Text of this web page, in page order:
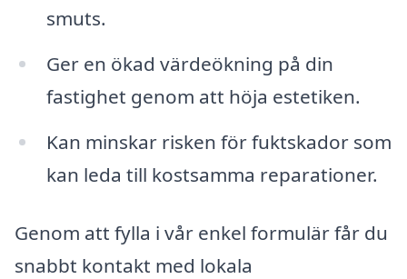
smuts.
Ger en ökad värdeökning på din
fastighet genom att höja estetiken.
Kan minskar risken för fuktskador som
kan leda till kostsamma reparationer.
Genom att fylla i vår enkel formulär får du
snabbt kontakt med lokala